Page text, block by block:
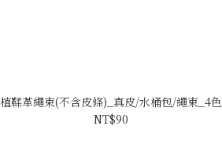
植鞣革繩束(不含皮條)_真皮/水桶包/繩束_4色
NT$90